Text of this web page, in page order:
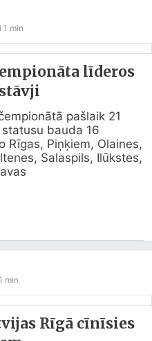
1 min
līderos
pašlaik 21
bauda 16
Rīgas, Piņķiem, Olaines,
Salaspils, Ilūkstes,
1 min
Rīgā cīnīsies